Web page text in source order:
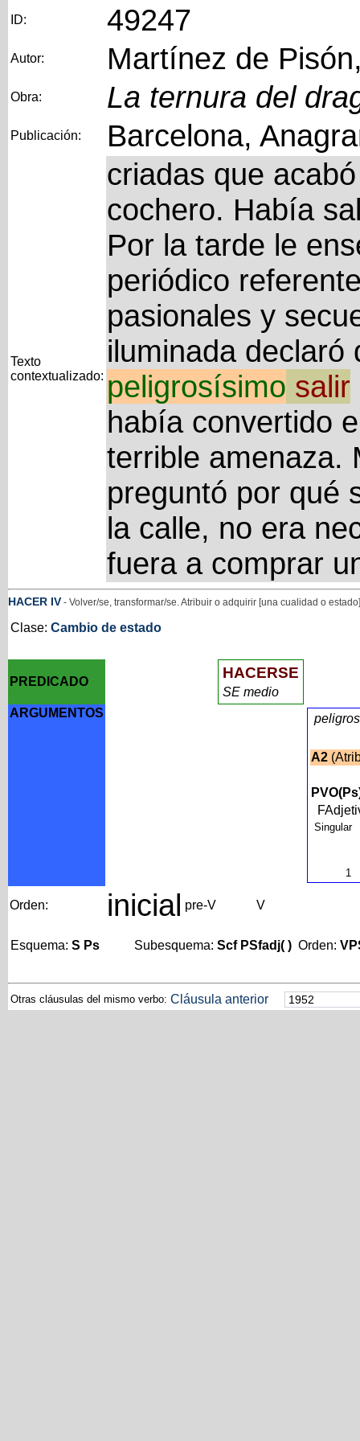
ID: 49247
Autor: Martínez de
Obra: La ternura del
Publicación: Barcelona,
Texto
contextualizado:
criadas que
cochero. Había
Por la tarde le
periódico
pasionales y
iluminada declaró
peligrosísimo salir
había convertido
terrible amenaza.
preguntó por qué
la calle, no era
fuera a comprar
HACER IV- Volver/se, transformar/se. Atribuir o adquirir [una cualidad o estado]
Clase: Cambio de estado
PREDICADO
HACERSE
SE medio
ARGUMENTOS
A2
Singular
1
Orden: inicial pre-V V
Esquema: S Ps Subesquema: Scf PSfadj( ) Orden:
Otras cláusulas del mismo verbo: Cláusula anterior